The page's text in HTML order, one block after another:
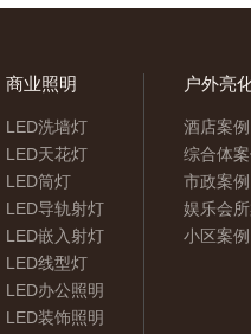
商业照明
LED洗墙灯
LED天花灯
LED筒灯
LED导轨射灯
LED嵌入射灯
LED线型灯
LED办公照明
LED装饰照明
户外亮
酒店案例
综合体
市政案例
娱乐会
小区案例